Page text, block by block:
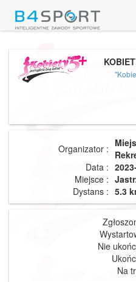
Organizator :
Data :
Miejsce :
Dystans : 5.3
Nie
Na